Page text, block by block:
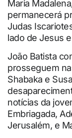
Maria
permanecerá
Judas
lado de Jesus
João Batista
prosseguem
Shabaka e
notícias da
Embriagada,
Jerusalém, e